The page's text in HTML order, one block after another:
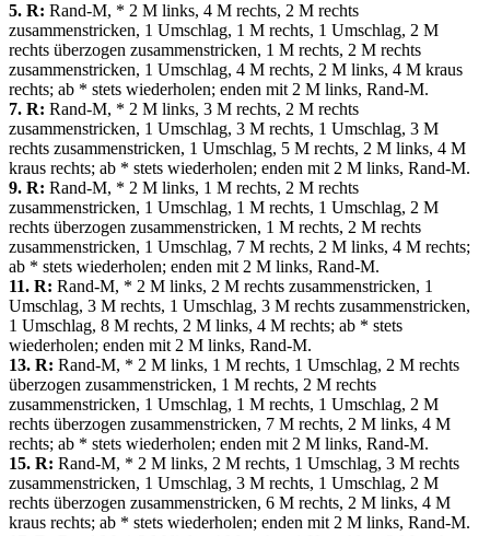
5. R: Rand-M, * 2 M links, 4 M rechts, 2 M rechts
zusammenstricken, 1 Umschlag, 1 M rechts, 1 Umschlag, 2 M
rechts überzogen zusammenstricken, 1 M rechts, 2 M rechts
zusammenstricken, 1 Umschlag, 4 M rechts, 2 M links, 4 M kraus
rechts; ab * stets wiederholen; enden mit 2 M links, Rand-M.
7. R: Rand-M, * 2 M links, 3 M rechts, 2 M rechts
zusammenstricken, 1 Umschlag, 3 M rechts, 1 Umschlag, 3 M
rechts zusammenstricken, 1 Umschlag, 5 M rechts, 2 M links, 4 M
kraus rechts; ab * stets wiederholen; enden mit 2 M links, Rand-M.
9. R: Rand-M, * 2 M links, 1 M rechts, 2 M rechts
zusammenstricken, 1 Umschlag, 1 M rechts, 1 Umschlag, 2 M
rechts überzogen zusammenstricken, 1 M rechts, 2 M rechts
zusammenstricken, 1 Umschlag, 7 M rechts, 2 M links, 4 M rechts;
ab * stets wiederholen; enden mit 2 M links, Rand-M.
11. R: Rand-M, * 2 M links, 2 M rechts zusammenstricken, 1
Umschlag, 3 M rechts, 1 Umschlag, 3 M rechts zusammenstricken,
1 Umschlag, 8 M rechts, 2 M links, 4 M rechts; ab * stets
wiederholen; enden mit 2 M links, Rand-M.
13. R: Rand-M, * 2 M links, 1 M rechts, 1 Umschlag, 2 M rechts
überzogen zusammenstricken, 1 M rechts, 2 M rechts
zusammenstricken, 1 Umschlag, 1 M rechts, 1 Umschlag, 2 M
rechts überzogen zusammenstricken, 7 M rechts, 2 M links, 4 M
rechts; ab * stets wiederholen; enden mit 2 M links, Rand-M.
15. R: Rand-M, * 2 M links, 2 M rechts, 1 Umschlag, 3 M rechts
zusammenstricken, 1 Umschlag, 3 M rechts, 1 Umschlag, 2 M
rechts überzogen zusammenstricken, 6 M rechts, 2 M links, 4 M
kraus rechts; ab * stets wiederholen; enden mit 2 M links, Rand-M.